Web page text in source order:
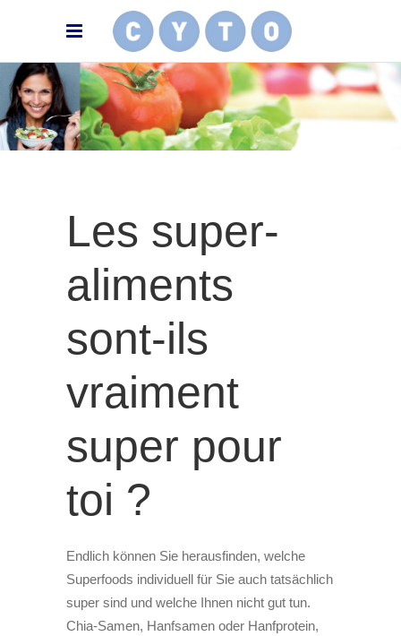
Les super-
aliments
sont-ils
vraiment
super pour
toi ?
Endlich können Sie herausfinden, welche
Superfoods individuell für Sie auch tatsächlich
super sind und welche Ihnen nicht gut tun.
Chia-Samen, Hanfsamen oder Hanfprotein,